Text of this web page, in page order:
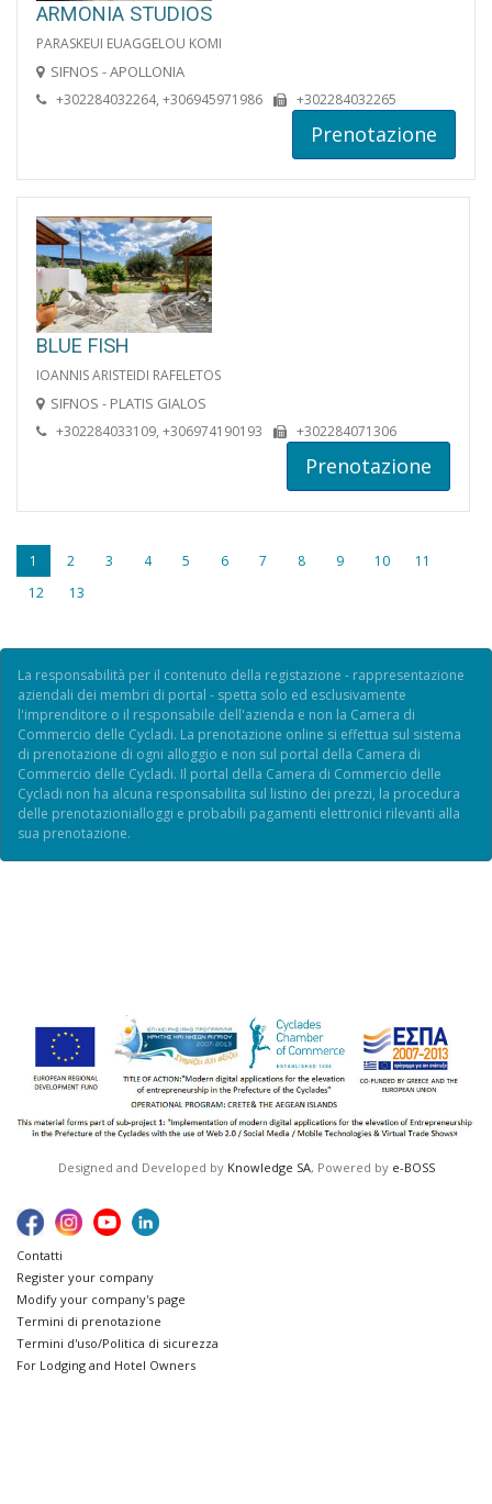
ARMONIA STUDIOS
PARASKEUI EUAGGELOU KOMI
SIFNOS - APOLLONIA
+302284032264, +306945971986 +302284032265
Prenotazione
BLUE FISH
IOANNIS ARISTEIDI RAFELETOS
SIFNOS - PLATIS GIALOS
+302284033109, +306974190193 +302284071306
Prenotazione
1 2 3 4 5 6 7 8 9 10
11
12
13
La responsabilità per il contenuto della registazione - rappresentazione
aziendali dei membri di portal - spetta solo ed esclusivamente
l'imprenditore o il responsabile dell'azienda e non la Camera di
Commercio delle Cycladi. La prenotazione online si effettua sul sistema
di prenotazione di ogni alloggio e non sul portal della Camera di
Commercio delle Cycladi. Il portal della Camera di Commercio delle
Cycladi non ha alcuna responsabilita sul listino dei prezzi, la procedura
delle prenotazionialloggi e probabili pagamenti elettronici rilevanti alla
sua prenotazione.
Designed and Developed by Knowledge SA, Powered by e-BOSS
Contatti
Register your company
Modify your company's page
Termini di prenotazione
Termini d'uso/Politica di sicurezza
For Lodging and Hotel Owners